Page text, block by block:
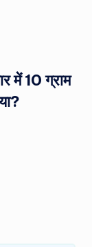
में 10 ग्राम